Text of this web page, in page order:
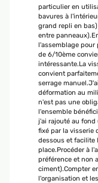
überprüft
Wir haben dieses
auseinander fielen. Der
uns im Prinzip von
teils scharfen Kanten.
verbinden Schrauben,
dabei.Es ist auf jeden
aufbaut, dann kann
kann ich noch nicht
Eindruck. Kleiner Tipp:
die Wühlmäuse den
gibt es bei der
waren. Das hat für den
erfolgte schnell.
particulier en
bavures à
grand repli en
entre
l'assemblage pour
de 6/10ème
intéressante.La
convient
serrage
déformation au
n'est pas une
l'ensemble
j'ai rajouté au
fixé par la visserie
dessous et facilite
place.Procéder à
préférence et non
ciment).Compter
l'organisation et